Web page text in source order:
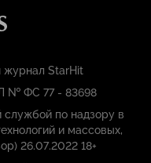
журнал StarHit
№ ФС 77 - 83698
службой по надзору в
и массовых,
26.07.2022 18+